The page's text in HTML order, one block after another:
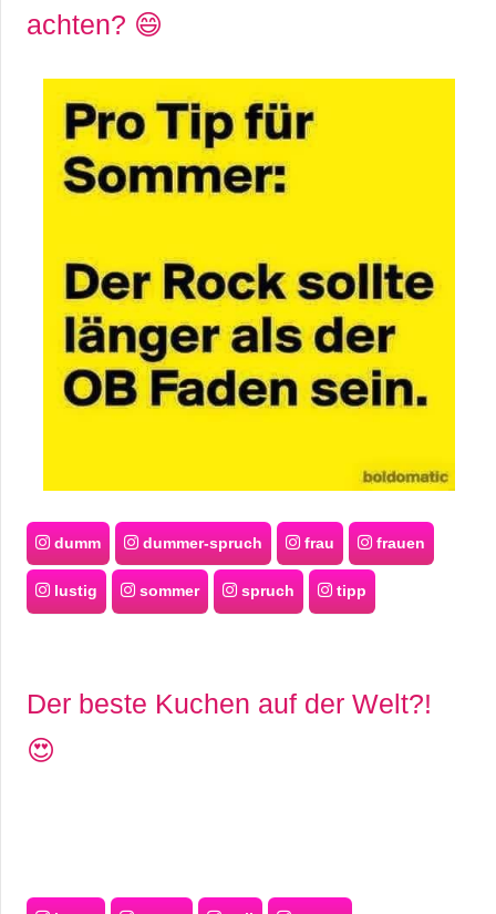
achten? 😄
dumm dummer-spruch frau frauen
lustig sommer spruch tipp
Der beste Kuchen auf der Welt?!
😍